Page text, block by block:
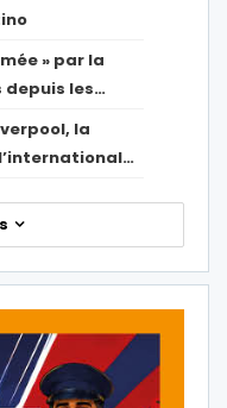
» par la
depuis les…
la